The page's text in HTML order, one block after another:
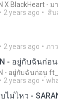
X BlackHeart - ม
2 years ago สิบ
2 years ago ภา
- อยู่กับฉันก่อน ft_
2 years ago
ไม่ไหว -